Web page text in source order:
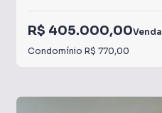
R$ 405.000,00Venda
Condomínio R$ 770,00